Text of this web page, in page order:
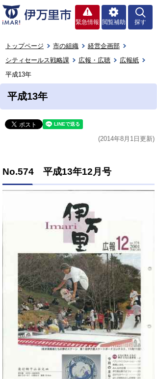
緊急情報 閲覧補助 探す
トップページ 市の組織
経営企画部
シティセールス戦略課
広報・広聴
広報紙
平成13年
平成13年
(2014年8月1日更新)
No.574 平成13年12月号